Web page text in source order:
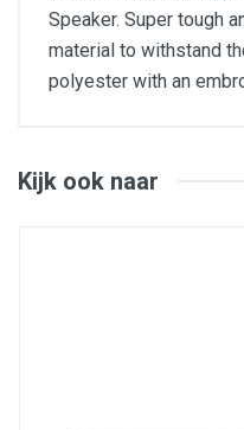
Speaker. Super tough
material to withstand
polyester with an
Height: 16-16/16"
Width: 19-19/32"
Kijk ook naar